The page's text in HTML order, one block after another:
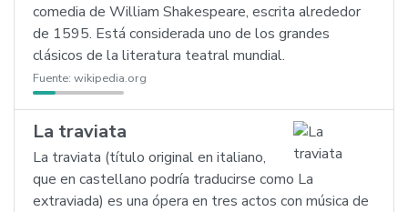
comedia de William Shakespeare, escrita alrededor
de 1595. Está considerada uno de los grandes
clásicos de la literatura teatral mundial.
Fuente: wikipedia.org
La traviata
La traviata (título original en italiano,
que en castellano podría traducirse como La
extraviada) es una ópera en tres actos con música de